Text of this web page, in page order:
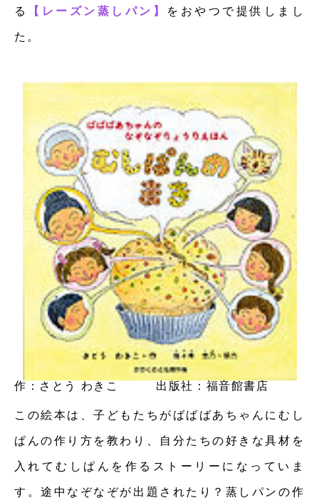
る 【レーズン蒸しパン】 をおやつで提供しまし
た。
作：さとう わきこ 出版社：福音館書店
この絵本は、子どもたちがばばばあちゃんにむし
ぱんの作り方を教わり、自分たちの好きな具材を
入れてむしぱんを作るストーリーになっていま
す。途中なぞなぞが出題されたり？蒸しパンの作